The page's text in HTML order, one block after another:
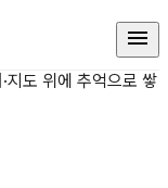
항 3가지
지도 위에 추억으로 쌓